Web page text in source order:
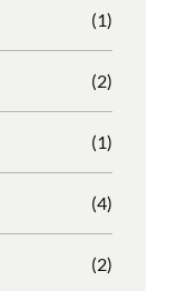
(1)
(2)
(1)
(4)
(2)